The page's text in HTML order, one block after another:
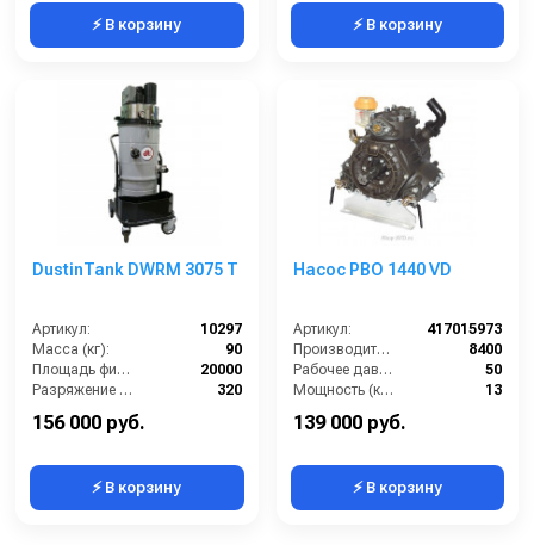
⚡ В корзину ⚡ В корзину
DustinTank DWRM 3075 T
Артикул:
10297
Масса (кг):
90
Площадь фильтра (см2):
20000
Разряжение (мБар):
320
156 000 руб.
⚡ В корзину
Насос PBO 1440 VD
Артикул:
417015973
Производительность (л/ч):
8400
Рабочее давление (бар):
50
Мощность (кВт):
13
139 000 руб.
⚡ В корзину